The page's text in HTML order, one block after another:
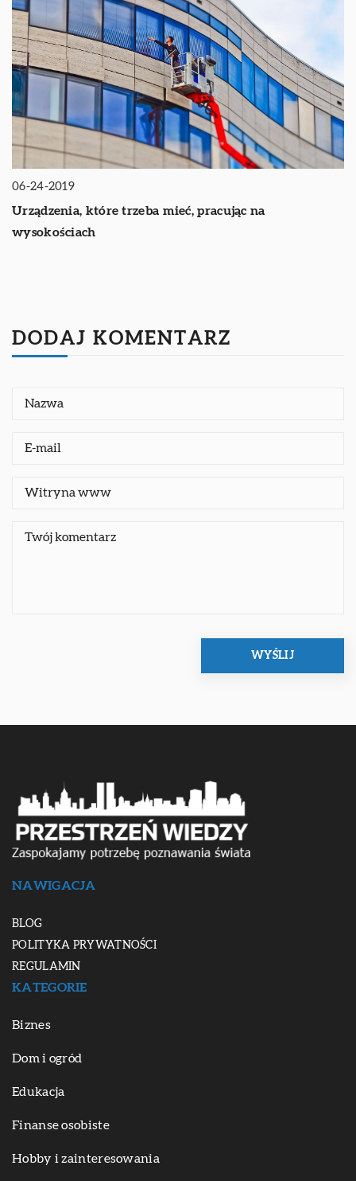
06-24-2019
Urządzenia, które trzeba mieć, pracując na
wysokościach
DODAJ KOMENTARZ
NAWIGACJA
BLOG
POLITYKA PRYWATNOŚCI
REGULAMIN
KATEGORIE
Biznes
Dom i ogród
Edukacja
Finanse osobiste
Hobby i zainteresowania